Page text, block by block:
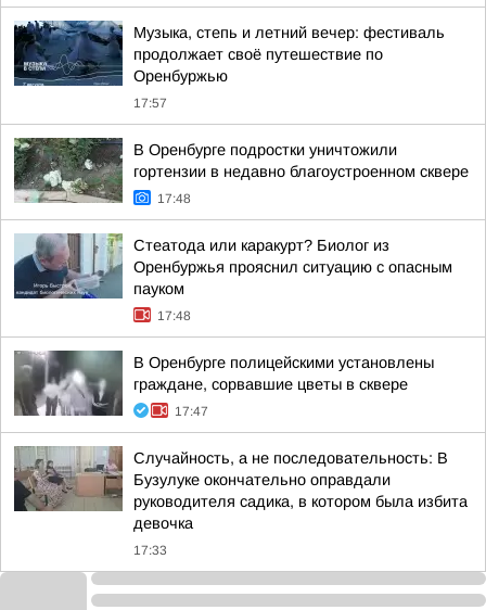
Музыка, степь и летний вечер: фестиваль
продолжает своё путешествие по
Оренбуржью
17:57
В Оренбурге подростки уничтожили
гортензии в недавно благоустроенном сквере
17:48
Стеатода или каракурт? Биолог из
Оренбуржья прояснил ситуацию с опасным
пауком
17:48
В Оренбурге полицейскими установлены
граждане, сорвавшие цветы в сквере
17:47
Случайность, а не последовательность: В
Бузулуке окончательно оправдали
руководителя садика, в котором была избита
девочка
17:33